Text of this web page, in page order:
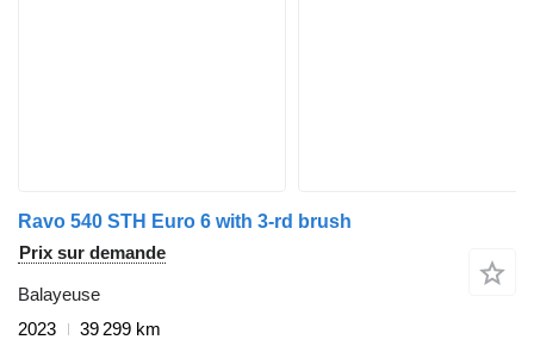
Ravo 540 STH Euro 6 with 3-rd brush
Prix sur demande
Balayeuse
2023
39 299 km